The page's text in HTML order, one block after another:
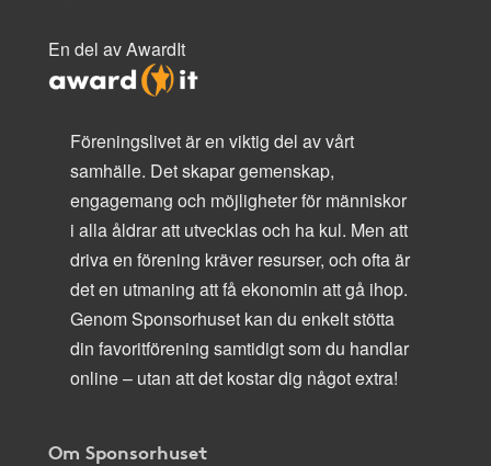
En del av AwardIt
Föreningslivet är en viktig del av vårt
samhälle. Det skapar gemenskap,
engagemang och möjligheter för människor
i alla åldrar att utvecklas och ha kul. Men att
driva en förening kräver resurser, och ofta är
det en utmaning att få ekonomin att gå ihop.
Genom Sponsorhuset kan du enkelt stötta
din favoritförening samtidigt som du handlar
online – utan att det kostar dig något extra!
Om Sponsorhuset